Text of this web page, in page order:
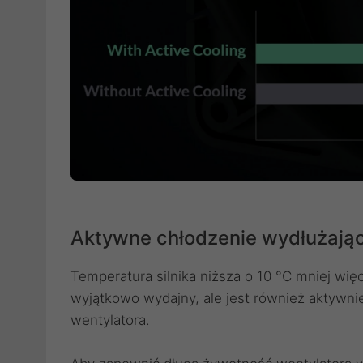
Aktywne chłodzenie
Temperatura silnika niższa o 10 °C mniej
wyjątkowo wydajny, ale jest również
wentylatora.